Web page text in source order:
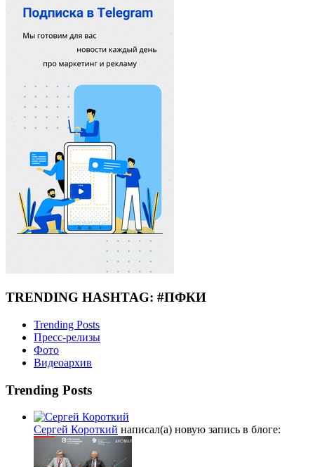
TRENDING HASHTAG: #ПФКИ
Trending Posts
Пресс-релизы
Фото
Видеоархив
Trending Posts
Сергей Короткий написал(а) новую запись в блоге: